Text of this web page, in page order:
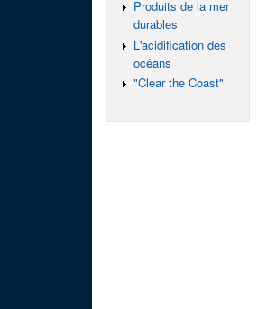
Produits de la mer
durables
L'acidification des
océans
"Clear the Coast"